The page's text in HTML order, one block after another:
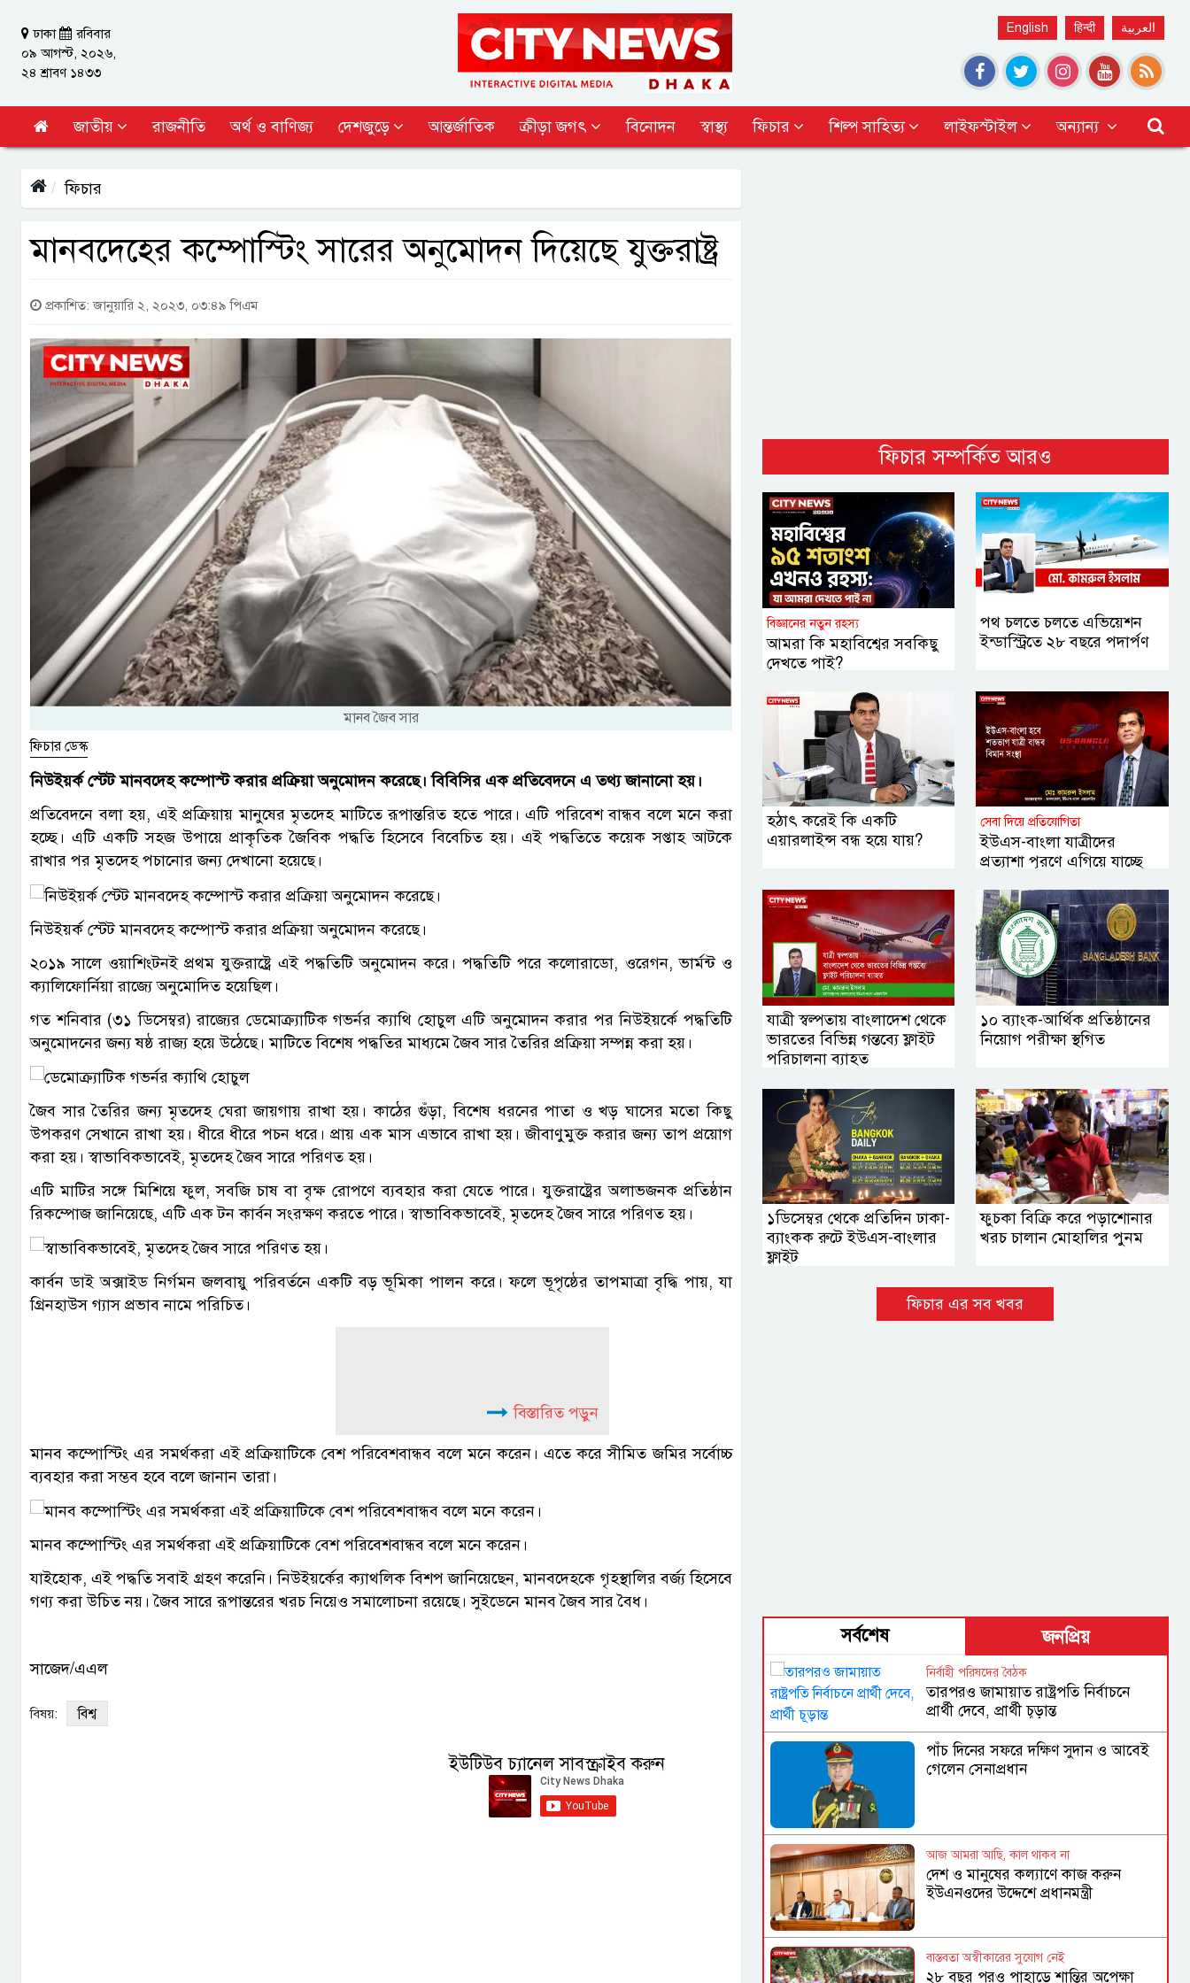
ঢাকা
রবিবার
০৯ আগস্ট, ২০২৬,
২৪ শ্রাবণ ১৪৩৩
English हिन्दी العربية
জাতীয় রাজনীতি অর্থ ও বাণিজ্য দেশজুড়ে আন্তর্জাতিক ক্রীড়া জগৎ বিনোদন স্বাস্থ্য ফিচার শিল্প সাহিত্য লাইফস্টাইল অন্যান্য
ফিচার
মানবদেহের কম্পোস্টিং সারের অনুমোদন দিয়েছে যুক্তরাষ্ট্র
প্রকাশিত: জানুয়ারি ২, ২০২৩, ০৩:৪৯ পিএম
মানব জৈব সার
ফিচার ডেস্ক
নিউইয়র্ক স্টেট মানবদেহ কম্পোস্ট করার প্রক্রিয়া অনুমোদন করেছে। বিবিসির এক প্রতিবেদনে এ তথ্য জানানো হয়।
প্রতিবেদনে বলা হয়, এই প্রক্রিয়ায় মানুষের মৃতদেহ মাটিতে রূপান্তরিত হতে পারে। এটি পরিবেশ বান্ধব বলে মনে করা
হচ্ছে। এটি একটি সহজ উপায়ে প্রাকৃতিক জৈবিক পদ্ধতি হিসেবে বিবেচিত হয়। এই পদ্ধতিতে কয়েক সপ্তাহ আটকে
রাখার পর মৃতদেহ পচানোর জন্য দেখানো হয়েছে।
নিউইয়র্ক স্টেট মানবদেহ কম্পোস্ট করার প্রক্রিয়া অনুমোদন করেছে।
২০১৯ সালে ওয়াশিংটনই প্রথম যুক্তরাষ্ট্রে এই পদ্ধতিটি অনুমোদন করে। পদ্ধতিটি পরে কলোরাডো, ওরেগন, ভার্মন্ট ও
ক্যালিফোর্নিয়া রাজ্যে অনুমোদিত হয়েছিল।
গত শনিবার (৩১ ডিসেম্বর) রাজ্যের ডেমোক্র্যাটিক গভর্নর ক্যাথি হোচুল এটি অনুমোদন করার পর নিউইয়র্কে পদ্ধতিটি
অনুমোদনের জন্য ষষ্ঠ রাজ্য হয়ে উঠেছে। মাটিতে বিশেষ পদ্ধতির মাধ্যমে জৈব সার তৈরির প্রক্রিয়া সম্পন্ন করা হয়।
জৈব সার তৈরির জন্য মৃতদেহ ঘেরা জায়গায় রাখা হয়। কাঠের গুঁড়া, বিশেষ ধরনের পাতা ও খড় ঘাসের মতো কিছু
উপকরণ সেখানে রাখা হয়। ধীরে ধীরে পচন ধরে। প্রায় এক মাস এভাবে রাখা হয়। জীবাণুমুক্ত করার জন্য তাপ প্রয়োগ
করা হয়। স্বাভাবিকভাবেই, মৃতদেহ জৈব সারে পরিণত হয়।
এটি মাটির সঙ্গে মিশিয়ে ফুল, সবজি চাষ বা বৃক্ষ রোপণে ব্যবহার করা যেতে পারে। যুক্তরাষ্ট্রের অলাভজনক প্রতিষ্ঠান
রিকম্পোজ জানিয়েছে, এটি এক টন কার্বন সংরক্ষণ করতে পারে।স্বাভাবিকভাবেই, মৃতদেহ জৈব সারে পরিণত হয়।
কার্বন ডাই অক্সাইড নির্গমন জলবায়ু পরিবর্তনে একটি বড় ভূমিকা পালন করে। ফলে ভূপৃষ্ঠের তাপমাত্রা বৃদ্ধি পায়, যা
গ্রিনহাউস গ্যাস প্রভাব নামে পরিচিত।
বিস্তারিত পড়ুন
মানব কম্পোস্টিং এর সমর্থকরা এই প্রক্রিয়াটিকে বেশ পরিবেশবান্ধব বলে মনে করেন। এতে করে সীমিত জমির সর্বোচ্চ
ব্যবহার করা সম্ভব হবে বলে জানান তারা।
মানব কম্পোস্টিং এর সমর্থকরা এই প্রক্রিয়াটিকে বেশ পরিবেশবান্ধব বলে মনে করেন।
যাইহোক, এই পদ্ধতি সবাই গ্রহণ করেনি। নিউইয়র্কের ক্যাথলিক বিশপ জানিয়েছেন, মানবদেহকে গৃহস্থালির বর্জ্য হিসেবে
গণ্য করা উচিত নয়। জৈব সারে রূপান্তরের খরচ নিয়েও সমালোচনা রয়েছে। সুইডেনে মানব জৈব সার বৈধ।
সাজেদ/এএল
বিষয়: বিশ্ব
ইউটিউব চ্যানেল সাবস্ক্রাইব করুন
ফিচার সম্পর্কিত আরও
বিজ্ঞানের নতুন রহস্য
আমরা কি মহাবিশ্বের সবকিছু
দেখতে পাই?
পথ চলতে চলতে এভিয়েশন
ইন্ডাস্ট্রিতে ২৮ বছরে পদার্পণ
হঠাৎ করেই কি একটি
এয়ারলাইন্স বন্ধ হয়ে যায়?
সেবা দিয়ে প্রতিযোগিতা
ইউএস-বাংলা যাত্রীদের
প্রত্যাশা পূরণে এগিয়ে যাচ্ছে
যাত্রী স্বল্পতায় বাংলাদেশ থেকে
ভারতের বিভিন্ন গন্তব্যে ফ্লাইট
পরিচালনা ব্যাহত
১০ ব্যাংক-আর্থিক প্রতিষ্ঠানের
নিয়োগ পরীক্ষা স্থগিত
১ডিসেম্বর থেকে প্রতিদিন ঢাকা-
ব্যাংকক রুটে ইউএস-বাংলার
ফ্লাইট
ফুচকা বিক্রি করে পড়াশোনার
খরচ চালান মোহালির পুনম
ফিচার এর সব খবর
সর্বশেষ জনপ্রিয়
নির্বাহী পরিষদের বৈঠক
তারপরও জামায়াত রাষ্ট্রপতি নির্বাচনে
প্রার্থী দেবে, প্রার্থী চূড়ান্ত
পাঁচ দিনের সফরে দক্ষিণ সুদান ও আবেই
গেলেন সেনাপ্রধান
আজ আমরা আছি, কাল থাকব না
দেশ ও মানুষের কল্যাণে কাজ করুন
ইউএনওদের উদ্দেশে প্রধানমন্ত্রী
বাস্তবতা অস্বীকারের সুযোগ নেই
২৮ বছর পরও পাহাড়ে শান্তির অপেক্ষা